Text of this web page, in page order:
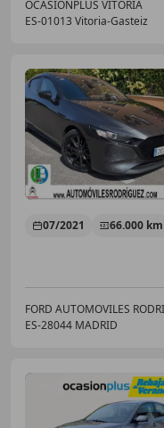
OCASIONPLUS VITORIA
ES-01013 Vitoria-Gasteiz
07/2021 66.000 km
FORD AUTOMOVILES
ES-28044 MADRID